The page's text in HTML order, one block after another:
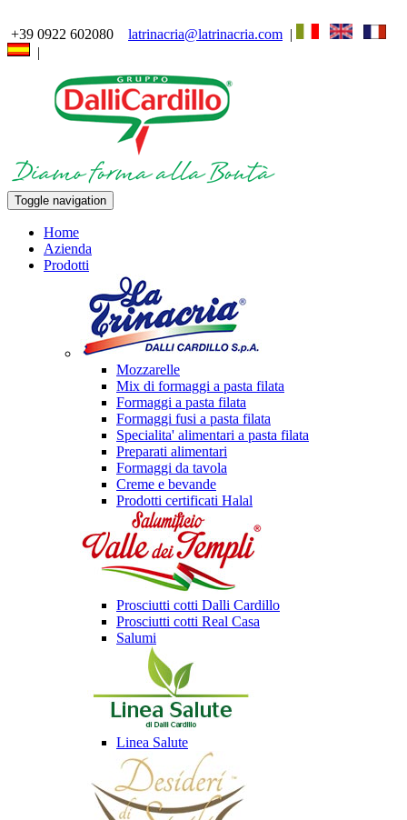
+39 0922 602080 latrinacria@latrinacria.com |
|
Toggle navigation
Home
Azienda
Prodotti
Mozzarelle
Mix di formaggi a pasta filata
Formaggi a pasta filata
Formaggi fusi a pasta filata
Specialita' alimentari a pasta filata
Preparati alimentari
Formaggi da tavola
Creme e bevande
Prodotti certificati Halal
Prosciutti cotti Dalli Cardillo
Prosciutti cotti Real Casa
Salumi
Linea Salute